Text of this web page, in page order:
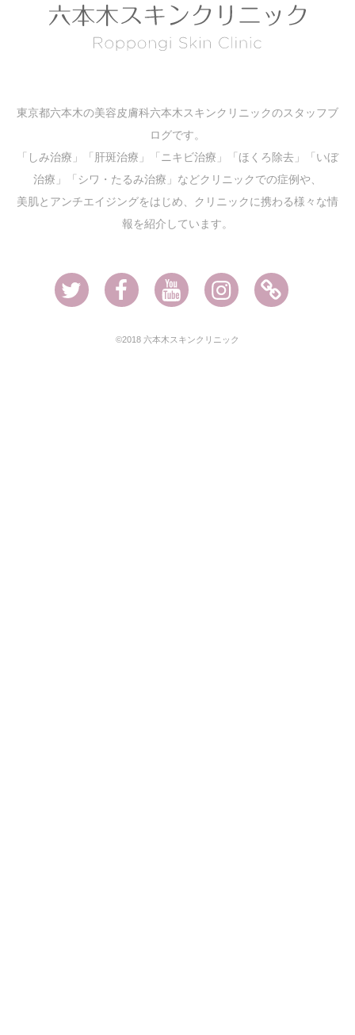
東京都六本木の美容皮膚科六本木スキンクリニックのスタッフブ
ログです。
「しみ治療」「肝斑治療」「ニキビ治療」「ほくろ除去」「いぼ
治療」「シワ・たるみ治療」などクリニックでの症例や、
美肌とアンチエイジングをはじめ、クリニックに携わる様々な情
報を紹介しています。
Twitter FacebookYoutube InstagramAmeblo
©2018 六本木スキンクリニック